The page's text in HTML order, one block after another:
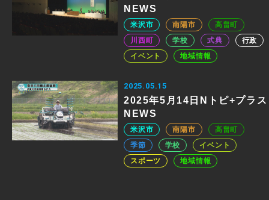
NEWS
米沢市 南陽市
高畠町
川西町
学校 式典
行政
イベント
地域情報
2025.05.15
2025年5月14日Nトピ+プラス
NEWS
米沢市 南陽市
高畠町
季節
学校
イベント
スポーツ
地域情報